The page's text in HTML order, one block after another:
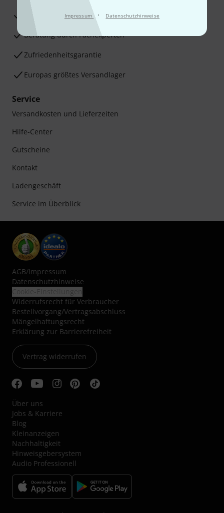
Impressum · Datenschutzhinweise
Reparaturservice
Beratung durch Fachexperten
Zufriedenheitsgarantie
Europas größtes Versandlager
Service
Versandkosten und Lieferzeiten
Hilfe-Center
Gutscheine
Kontakt
Ladengeschäft
Service im Überblick
AGB/Impressum
Datenschutzhinweise
Widerrufsrecht für Verbraucher
Bestellvorgang/Vertragsabschluss
Mängelhaftungsrecht
Erklärung zur Barrierefreiheit
Vertrag widerrufen
Über uns
Jobs & Karriere
Blog
Kleinanzeigen
Nachhaltigkeit
Hinweisgebersystem
Audio Professionell